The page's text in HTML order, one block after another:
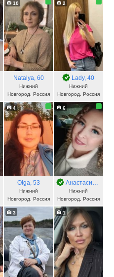
10
Natalya, 60
Нижний
Новгород, Россия
2
Lady, 40
Нижний
Новгород, Россия
4
Olga, 53
Нижний
Новгород, Россия
6
Анастасия , 36
Нижний
Новгород, Россия
3 1